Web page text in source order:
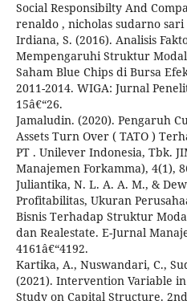
Social Responsibilty And
renaldo , nicholas sudarno sari
Irdiana, S. (2016). Analisis
Mempengaruhi Struktur
Saham Blue Chips di Bursa
2011-2014. WIGA: Jurnal
15â€“26.
Jamaludin. (2020). Pengaruh
Assets Turn Over ( TATO )
PT . Unilever Indonesia, Tbk.
Manajemen Forkamma), 4(1),
Juliantika, N. L. A. A. M., &
Profitabilitas, Ukuran
Bisnis Terhadap Struktur
dan Realestate. E-Jurnal
4161â€“4192.
Kartika, A., Nuswandari, C.,
(2021). Intervention Variable
Study on Capital Structure.